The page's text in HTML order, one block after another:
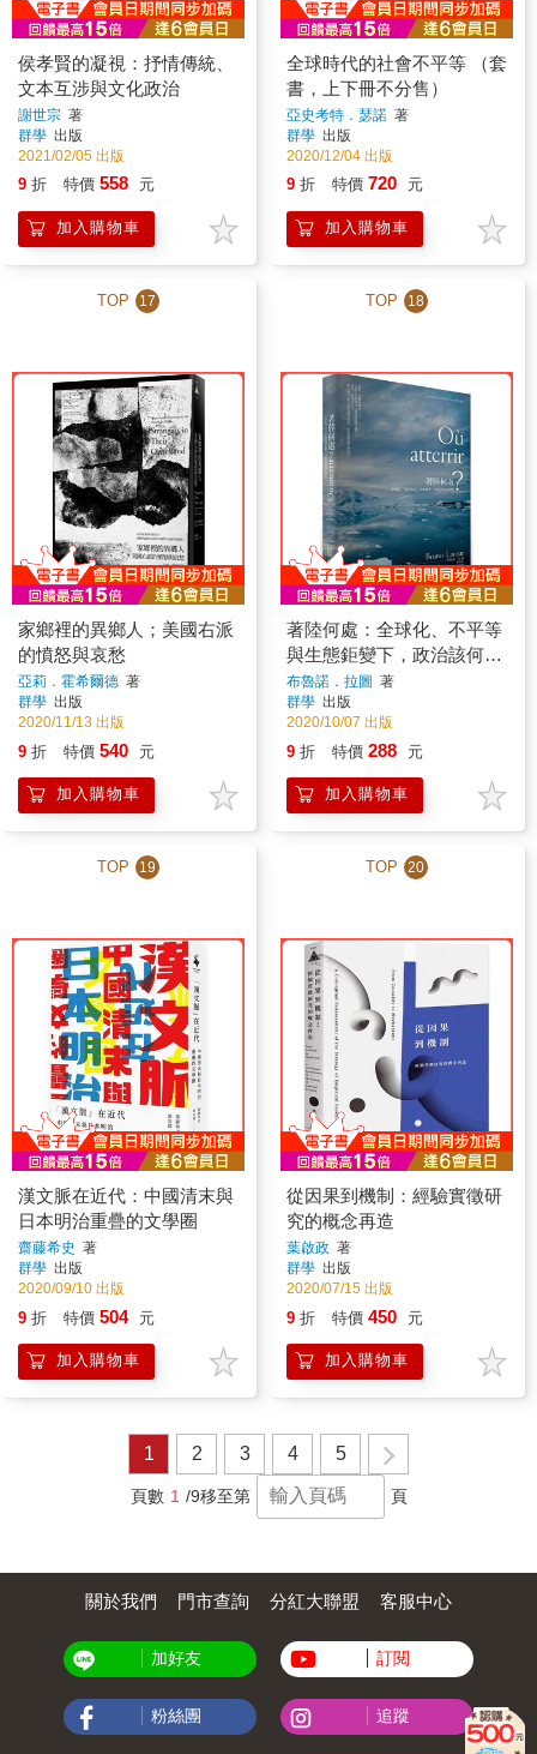
侯孝賢的凝視：抒情傳統、
文本互涉與文化政治
謝世宗 著
群學 出版
2021/02/05 出版
9 折 特價 558 元
加入購物車
全球時代的社會不平等 （套
書，上下冊不分售）
亞史考特．瑟諾 著
群學 出版
2020/12/04 出版
9 折 特價 720 元
加入購物車
TOP 17
家鄉裡的異鄉人；美國右派
的憤怒與哀愁
亞莉．霍希爾德 著
群學 出版
2020/11/13 出版
9 折 特價 540 元
加入購物車
TOP 18
著陸何處：全球化、不平等
與生態鉅變下，政治該何去
何從？
布魯諾．拉圖 著
群學 出版
2020/10/07 出版
9 折 特價 288 元
加入購物車
TOP 19
漢文脈在近代：中國清末與
日本明治重疊的文學圈
齋藤希史 著
群學 出版
2020/09/10 出版
9 折 特價 504 元
加入購物車
TOP 20
從因果到機制：經驗實徵研
究的概念再造
葉啟政 著
群學 出版
2020/07/15 出版
9 折 特價 450 元
加入購物車
1 2 3 4 5
頁數 1 /9移至第 頁
關於我們 門市查詢 分紅大聯盟 客服中心
加好友 訂閱
粉絲團 追蹤